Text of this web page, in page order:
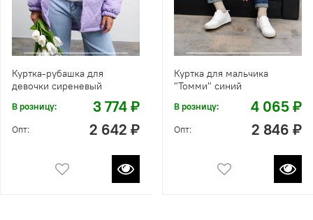
Куртка-рубашка для
девочки сиреневый
В розницу: 3 774 ₽
Опт: 2 642 ₽
Куртка для мальчика
"Томми" синий
В розницу: 4 065 ₽
Опт: 2 846 ₽